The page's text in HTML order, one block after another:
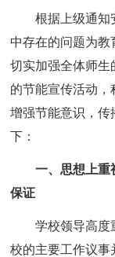
根据上级通知
中存在的问题为教
切实加强全体师生
的节能宣传活动，
增强节能意识，传
下：
一、思想上重
保证
学校领导高度
校的主要工作议事